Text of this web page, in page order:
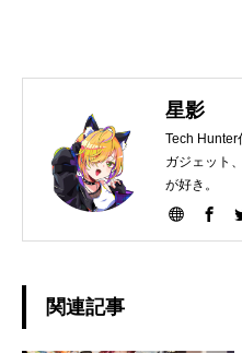
星影
Tech Hunter
ガジェット
が好き。
関連記事